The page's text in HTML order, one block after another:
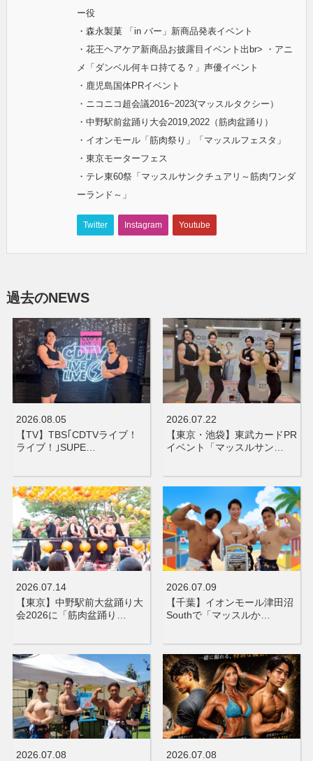
ー役
・森永製菓 「in バー」新商品発表イベント
・花王ヘアケア新商品お披露目イベント出br> ・アニ
メ「ダンベル何キロ持てる？」声優イベント
・鹿児島国体PRイベント
・ニコニコ超会議2016~2023(マッスルタクシー）
・中野駅前盆踊り大会2019,2022（筋肉盆踊り）
・イオンモール「筋肉祭り」「マッスルフェスタ」
・東京モーターフェス
・テレ東60祭「マッスルサンクチュアリ～筋肉ワンダ
ーランド～」
Twitter Instagram Youtube
過去のNEWS
2026.08.05
【TV】TBS｢CDTVライブ！
ライブ！｣SUPE…
2026.07.22
【東京・池袋】東武カードPR
イベント「マッスルサン…
2026.07.14
【東京】中野駅前大盆踊り大
会2026に「筋肉盆踊り…
2026.07.09
【千葉】イオンモール津田沼
Southで「マッスルか…
2026.07.08
2026.07.08